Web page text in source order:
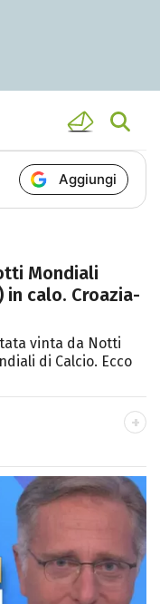
Aggiungi
Mondiali
in calo. Croazia-
vinta da Notti
di Calcio. Ecco
e critica
romanzi e